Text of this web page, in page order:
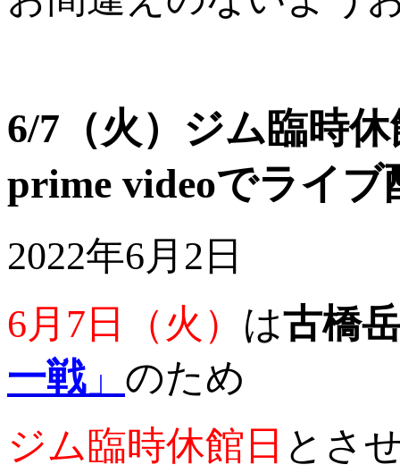
6/7（火）ジム臨時
prime videoでライ
2022年6月2日
6月7日（火） は古橋
一戦」 のため
ジム臨時休館日 とさ